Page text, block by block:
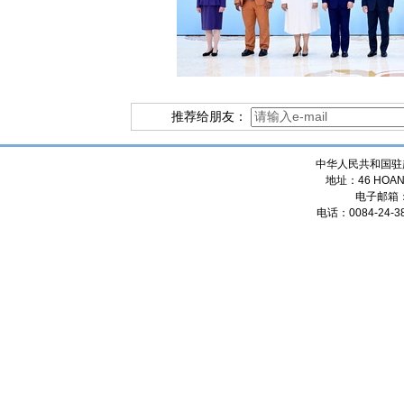
推荐给朋友：
中华人民共和国
地址：46
电子邮箱
电话：0084-24-